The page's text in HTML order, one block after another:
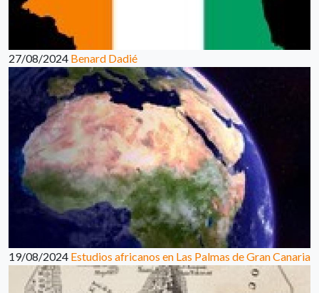
27/08/2024 Benard Dadié
19/08/2024 Estudios africanos en Las Palmas de Gran Canaria